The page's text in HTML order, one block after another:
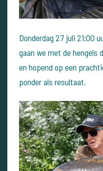
Donderdag 27 juli 21:00
gaan we met de hengels
en hopend op een
ponder als resultaat.